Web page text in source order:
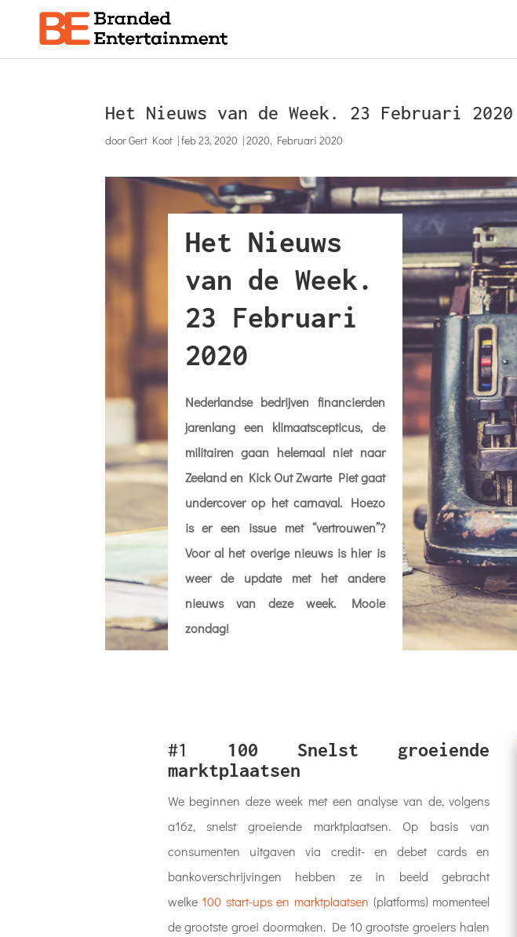
Het Nieuws van de Week. 23 Februari 2020
doorGert Koot |feb 23, 2020 |2020, Februari 2020
Het Nieuws
van de Week.
23 Februari
2020
Nederlandse bedrijven financierden
jarenlang een klimaatscepticus, de
militairen gaan helemaal niet naar
Zeeland en Kick Out Zwarte Piet gaat
undercover op het carnaval. Hoezo
is er een issue met “vertrouwen”?
Voor al het overige nieuws is hier is
weer de update met het andere
nieuws van deze week. Mooie
zondag!
#1 100 Snelst groeiende
marktplaatsen
We beginnen deze week met een analyse van de, volgens
a16z, snelst groeiende marktplaatsen. Op basis van
consumenten uitgaven via credit- en debet cards en
bankoverschrijvingen hebben ze in beeld gebracht
welke100 start-ups en marktplaatsen (platforms) momenteel
de grootste groei doormaken. De 10 grootste groeiers halen